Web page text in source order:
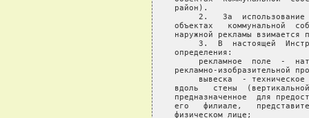
район).
2.   За
объектах   коммунальной
наружной рекламы взимается
3.  В  настоящей
определения:
рекламное  поле  -
рекламно-изобразительной
вывеска  -
вдоль   стены
предназначенное  для
его   филиале,
физическом лице;